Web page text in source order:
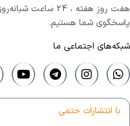
هفت روز هفته ، 24
پاسخگوی شما هستیم.
شبکه‌های اجتماعی ما
با انتشارات حتمی